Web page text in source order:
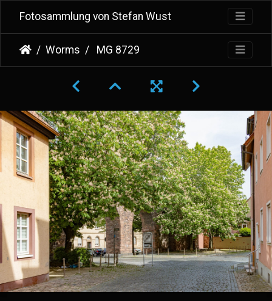
Fotosammlung von Stefan Wust
Worms MG 8729